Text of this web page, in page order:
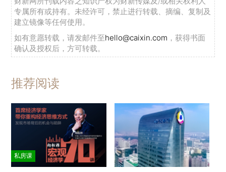
专属所有或持有。未经许可，禁止进行转载、摘编、复制及
建立镜像等任何使用。
如有意愿转载，请发邮件至hello@caixin.com ，获得书面
确认及授权后，方可转载。
推荐阅读
私房课